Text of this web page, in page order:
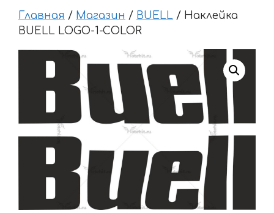
Главная / Магазин / BUELL / Наклейка
BUELL LOGO-1-COLOR